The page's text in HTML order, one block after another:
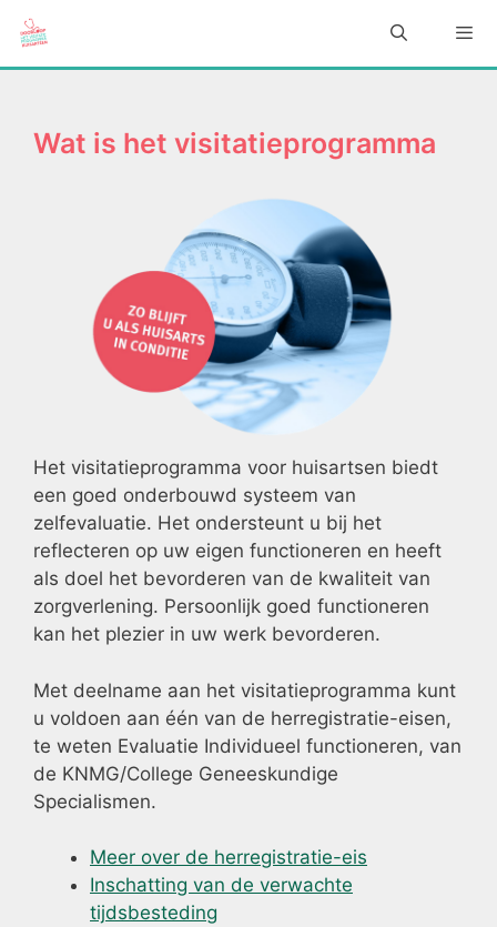
naar
de
Wat is het visitatieprogramma
Het visitatieprogramma voor huisartsen biedt
een goed onderbouwd systeem van
zelfevaluatie. Het ondersteunt u bij het
reflecteren op uw eigen functioneren en heeft
als doel het bevorderen van de kwaliteit van
zorgverlening. Persoonlijk goed functioneren
kan het plezier in uw werk bevorderen.
Met deelname aan het visitatieprogramma kunt
u voldoen aan één van de herregistratie-eisen,
te weten Evaluatie Individueel functioneren, van
de KNMG/College Geneeskundige
Specialismen.
Meer over de herregistratie-eis
Inschatting van de verwachte
tijdsbesteding